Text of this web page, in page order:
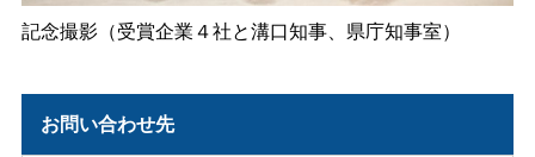
記念撮影（受賞企業４社と溝口知事、県庁知事室）
お問い合わせ先